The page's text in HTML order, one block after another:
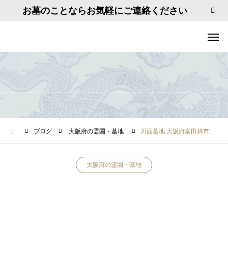
お墓のことならお気軽にご連絡ください
ブログ 大阪府の霊園・墓地 川面墓地 大阪府富田林市川面町2丁目４
大阪府の霊園・墓地